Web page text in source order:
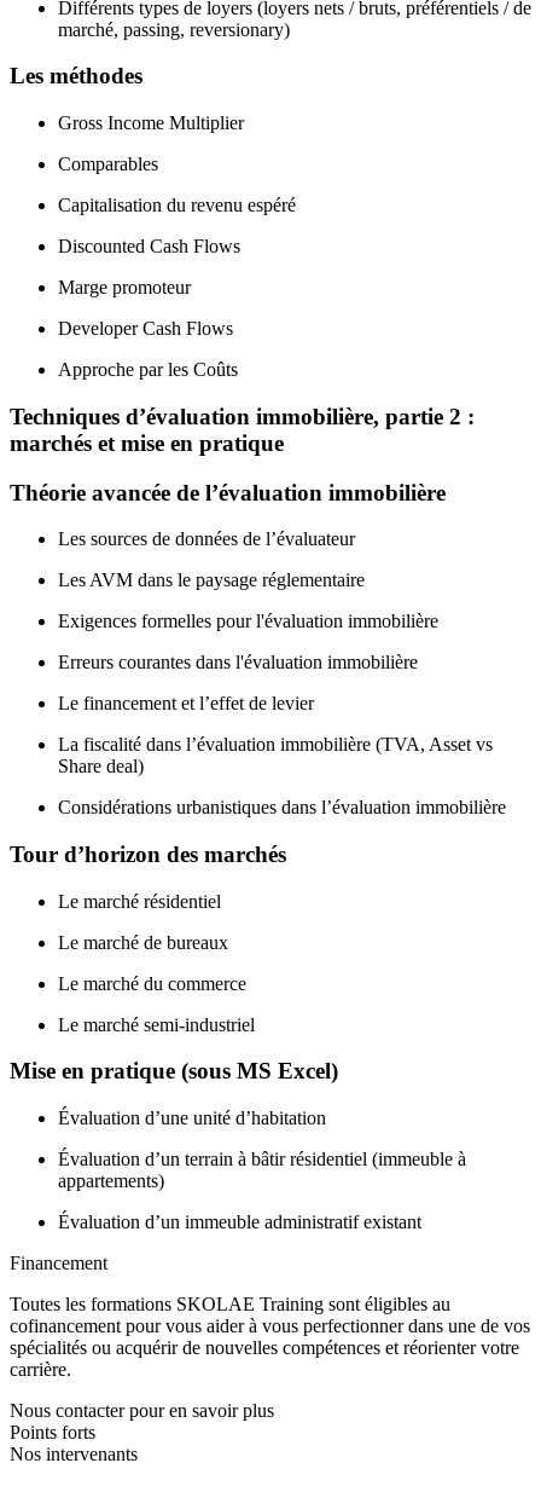
Différents types de loyers (loyers nets / bruts, préférentiels / de
marché, passing, reversionary)
Les méthodes
Gross Income Multiplier
Comparables
Capitalisation du revenu espéré
Discounted Cash Flows
Marge promoteur
Developer Cash Flows
Approche par les Coûts
Techniques d’évaluation immobilière, partie 2 :
marchés et mise en pratique
Théorie avancée de l’évaluation immobilière
Les sources de données de l’évaluateur
Les AVM dans le paysage réglementaire
Exigences formelles pour l'évaluation immobilière
Erreurs courantes dans l'évaluation immobilière
Le financement et l’effet de levier
La fiscalité dans l’évaluation immobilière (TVA, Asset vs
Share deal)
Considérations urbanistiques dans l’évaluation immobilière
Tour d’horizon des marchés
Le marché résidentiel
Le marché de bureaux
Le marché du commerce
Le marché semi-industriel
Mise en pratique (sous MS Excel)
Évaluation d’une unité d’habitation
Évaluation d’un terrain à bâtir résidentiel (immeuble à
appartements)
Évaluation d’un immeuble administratif existant
Financement
Toutes les formations SKOLAE Training sont éligibles au
cofinancement pour vous aider à vous perfectionner dans une de vos
spécialités ou acquérir de nouvelles compétences et réorienter votre
carrière.
Nous contacter pour en savoir plus
Points forts
Nos intervenants